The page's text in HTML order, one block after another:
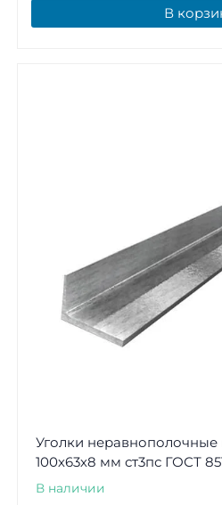
В
Уголки неравнополочные
100х63х8 мм ст3пс ГОСТ
В наличии